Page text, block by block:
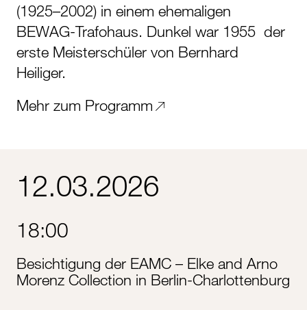
(1925–2002) in einem ehemaligen
BEWAG-Trafohaus. Dunkel war 1955 der
erste Meisterschüler von Bernhard
Heiliger.
Mehr zum Programm
12.03.2026
18:00
Besichtigung der EAMC – Elke and Arno
Morenz Collection in Berlin-Charlottenburg